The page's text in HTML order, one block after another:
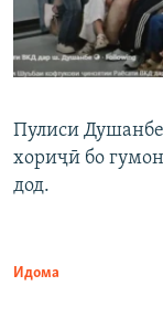
Пулиси
хориҷӣ бо
дод.
Идома